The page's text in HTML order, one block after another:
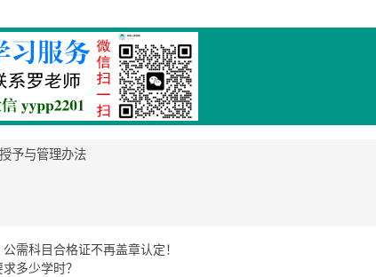
予与管理办法
需科目合格证不再盖章认定！
多少学时？